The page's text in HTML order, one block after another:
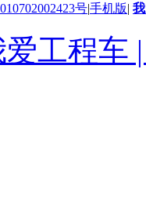
号|手机版|
工程车